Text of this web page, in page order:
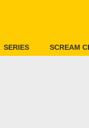
SERIES SCREAM